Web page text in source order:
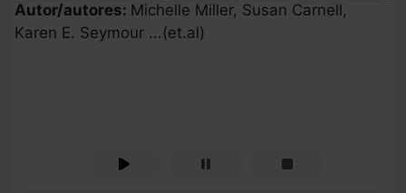
Autor/autores: Michelle Miller, Susan Carnell,
Karen E. Seymour ...(et.al)